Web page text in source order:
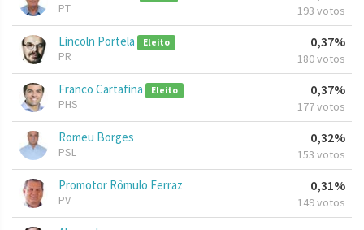
PT 193 votos
Lincoln Portela Eleito
PR
0,37%
180 votos
Franco Cartafina Eleito
PHS
0,37%
177 votos
Romeu Borges
PSL
0,32%
153 votos
Promotor Rômulo Ferraz
PV
0,31%
149 votos